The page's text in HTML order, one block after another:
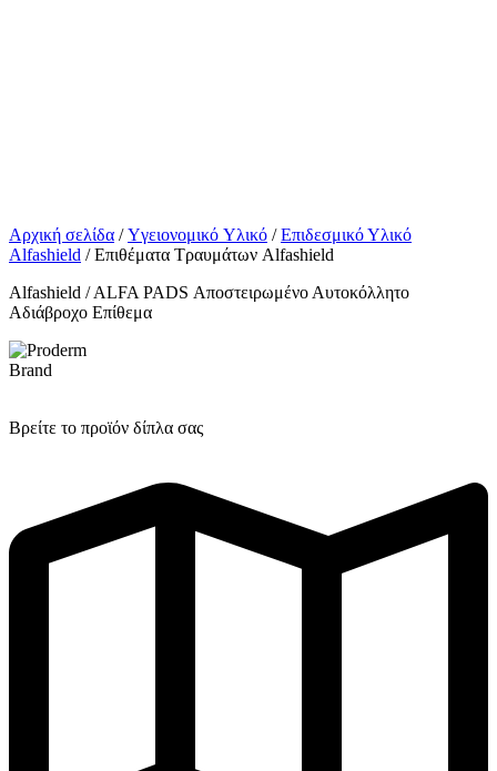
Αρχική σελίδα /Yγειονομικό Yλικό /Επιδεσμικό Υλικό
Alfashield / Επιθέματα Τραυμάτων Alfashield
Alfashield / ALFA PADS Αποστειρωμένο Αυτοκόλλητο
Αδιάβροχο Επίθεμα
Brand
Βρείτε το προϊόν δίπλα σας